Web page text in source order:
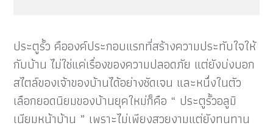
ประตูรั้ว คือองค์ประกอบแรกที่สร้างความประทับใจให้
กับบ้าน ไม่ใช่แค่เรื่องของความปลอดภัย แต่ยังบ่งบอก
สไตล์ของเจ้าของบ้านได้อย่างชัดเจน และหนึ่งในตัว
เลือกยอดนิยมของบ้านยุคใหม่ก็คือ “ ประตูรั้วอลูมิ
เนียมหน้าบ้าน ” เพราะไม่เพียงสวยงามแต่ยังทนทาน